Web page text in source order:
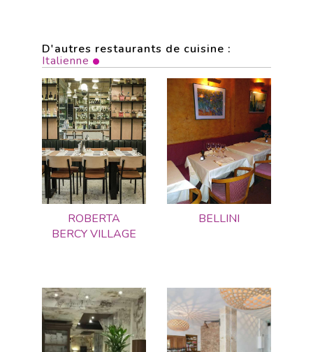
D'autres restaurants de cuisine :
Italienne
ROBERTA
BERCY VILLAGE
BELLINI